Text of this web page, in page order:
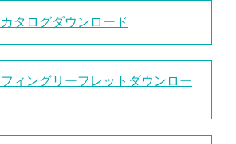
タログダウンロード
ィングリーフレットダウンロー